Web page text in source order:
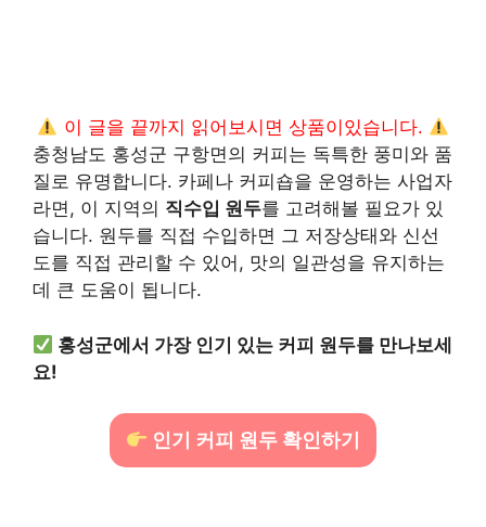
이 글을 끝까지 읽어보시면 상품이있습니다.
충청남도 홍성군 구항면의 커피는 독특한 풍미와 품
질로 유명합니다. 카페나 커피숍을 운영하는 사업자
라면, 이 지역의 직수입 원두를 고려해볼 필요가 있
습니다. 원두를 직접 수입하면 그 저장상태와 신선
도를 직접 관리할 수 있어, 맛의 일관성을 유지하는
데 큰 도움이 됩니다.
홍성군에서 가장 인기 있는 커피 원두를 만나보세
요!
인기 커피 원두 확인하기